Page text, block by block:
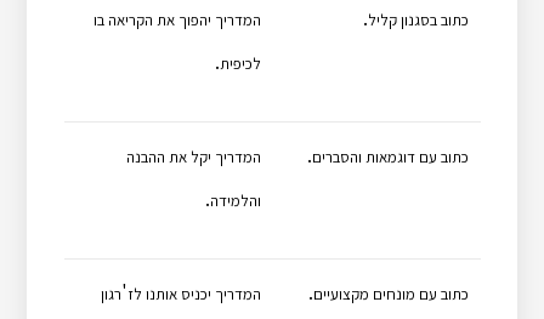
כתוב בסגנון קליל. המדריך יהפוך את הקריאה בו
לכיפית.
כתוב עם דוגמאות והסברים. המדריך יקל את ההבנה
והלמידה.
כתוב עם מונחים מקצועיים. המדריך יכניס אותנו לז'רגון